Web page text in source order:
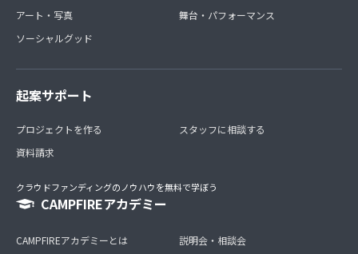
アート・写真
ソーシャルグッド
舞台・パフォーマンス
起案サポート
プロジェクトを作る
資料請求
スタッフに相談する
クラウドファンディングのノウハウを無料で学ぼう
CAMPFIREアカデミー
CAMPFIREアカデミーとは
説明会・相談会